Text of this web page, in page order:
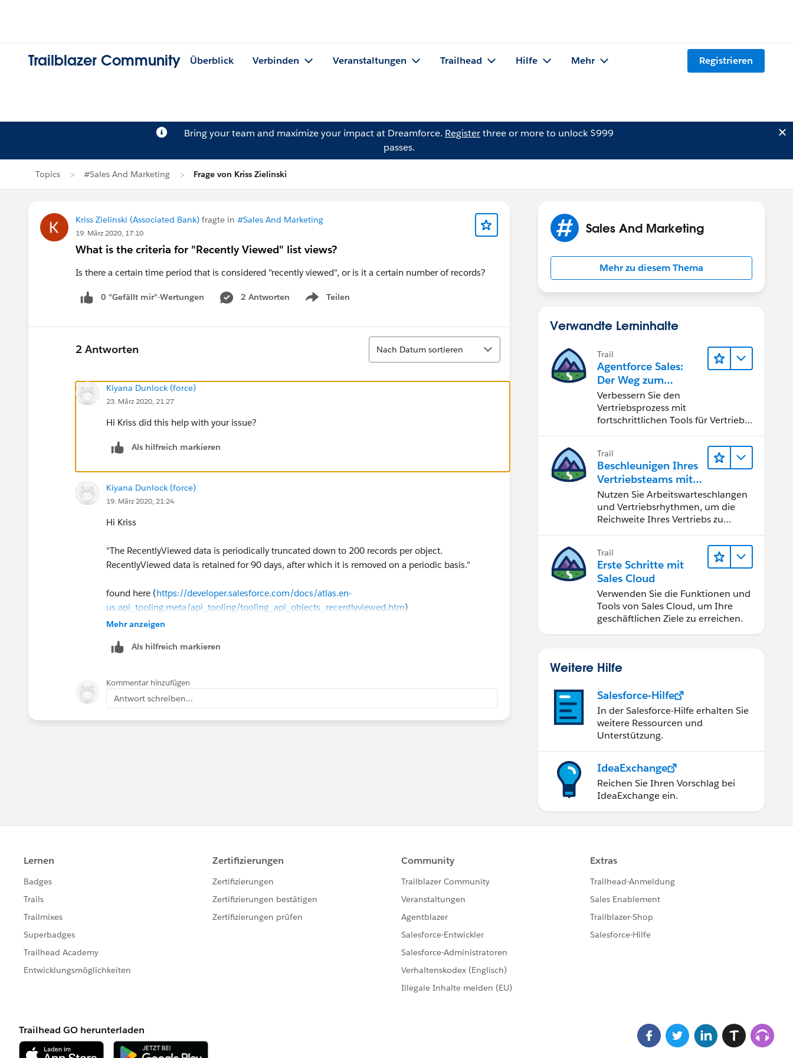
Trailblazer Community Überblick Verbinden Veranstaltungen Trailhead Hilfe Mehr Registrieren
Bring your team and maximize your impact at Dreamforce. Registerthree or more to unlock $999
passes.
Topics #Sales And Marketing Frage von Kriss Zielinski
Kriss Zielinski (Associated Bank) fragte in #Sales And Marketing
19. März 2020, 17:10
What is the criteria for "Recently Viewed" list views?
Is there a certain time period that is considered "recently viewed", or is it a certain number of records?
0 "Gefällt mir"-Wertungen 2 Antworten Teilen
Show menu
2 Antworten
Sortieren
Nach Datum sortieren
Kiyana Dunlock (force)
23. März 2020, 21:27
Hi Kriss did this help with your issue?
Als hilfreich markieren
Kiyana Dunlock (force)
19. März 2020, 21:24
Hi Kriss
"The RecentlyViewed data is periodically truncated down to 200 records per object.
RecentlyViewed data is retained for 90 days, after which it is removed on a periodic basis."
found here (https://developer.salesforce.com/docs/atlas.en-
us.api_tooling.meta/api_tooling/tooling_api_objects_recentlyviewed.htm)
Mehr anzeigen
Als hilfreich markieren
Kommentar hinzufügen
Antwort schreiben...
Sales And Marketing
Mehr zu diesem Thema
Verwandte Lerninhalte
Trail
Agentforce Sales:
Der Weg zum
Vertriebsspezialisten
Verbessern Sie den
Vertriebsprozess mit
fortschrittlichen Tools für Vertrieb
Implementieren Sie strategische
Vertriebsprogramme und schließen
Sie den Lead-zu-Cash-Zyklus
erfolgreich ab.
Trail
Beschleunigen Ihres
Vertriebsteams mit
Sales Engagement
Nutzen Sie Arbeitswarteschlangen
und Vertriebsrhythmen, um die
Reichweite Ihres Vertriebs zu
Trail
Erste Schritte mit
Sales Cloud
Verwenden Sie die Funktionen und
Tools von Sales Cloud, um Ihre
geschäftlichen Ziele zu erreichen.
Weitere Hilfe
Salesforce-Hilfe
In der Salesforce-Hilfe erhalten Sie
weitere Ressourcen und
Unterstützung.
IdeaExchange
Reichen Sie Ihren Vorschlag bei
IdeaExchange ein.